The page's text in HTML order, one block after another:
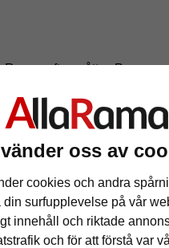
oss av
cookies och andra
din surfupplevelse på vår
innehåll och riktade
och för att förstå var
Ramar efter mått